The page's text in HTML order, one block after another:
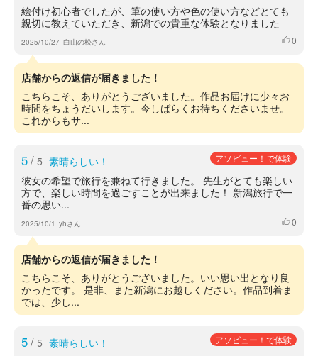
絵付け初心者でしたが、筆の使い方や色の使い方などとても
親切に教えていただき、新潟での貴重な体験となりました
2025/10/27 白山の松さん いいね
0
店舗からの返信が届きました！
こちらこそ、ありがとうございました。作品お届けに少々お
時間をちょうだいします。今しばらくお待ちくださいませ。
これからもサ...
5/ 5 素晴らしい！ アソビュー！で体験
彼女の希望で旅行を兼ねて行きました。 先生がとても楽しい
方で、楽しい時間を過ごすことが出来ました！ 新潟旅行で一
番の思い...
2025/10/1 yhさん いいね
0
店舗からの返信が届きました！
こちらこそ、ありがとうございました。いい思い出となり良
かったです。 是非、また新潟にお越しください。作品到着ま
では、少し...
5/ 5 素晴らしい！ アソビュー！で体験